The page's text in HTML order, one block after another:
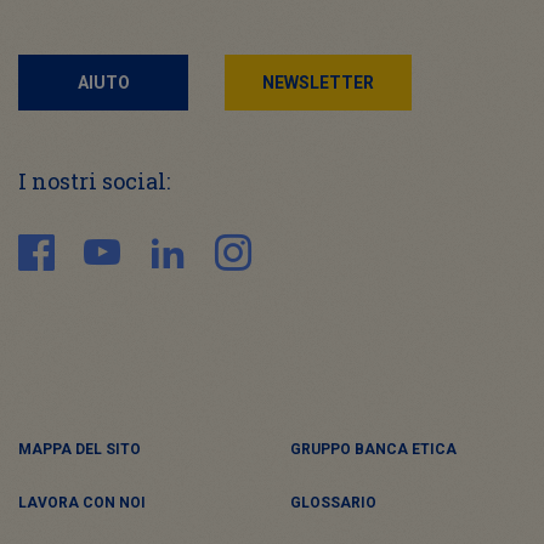
AIUTO NEWSLETTER
I nostri social:
MAPPA DEL SITO GRUPPO BANCA ETICA
LAVORA CON NOI GLOSSARIO